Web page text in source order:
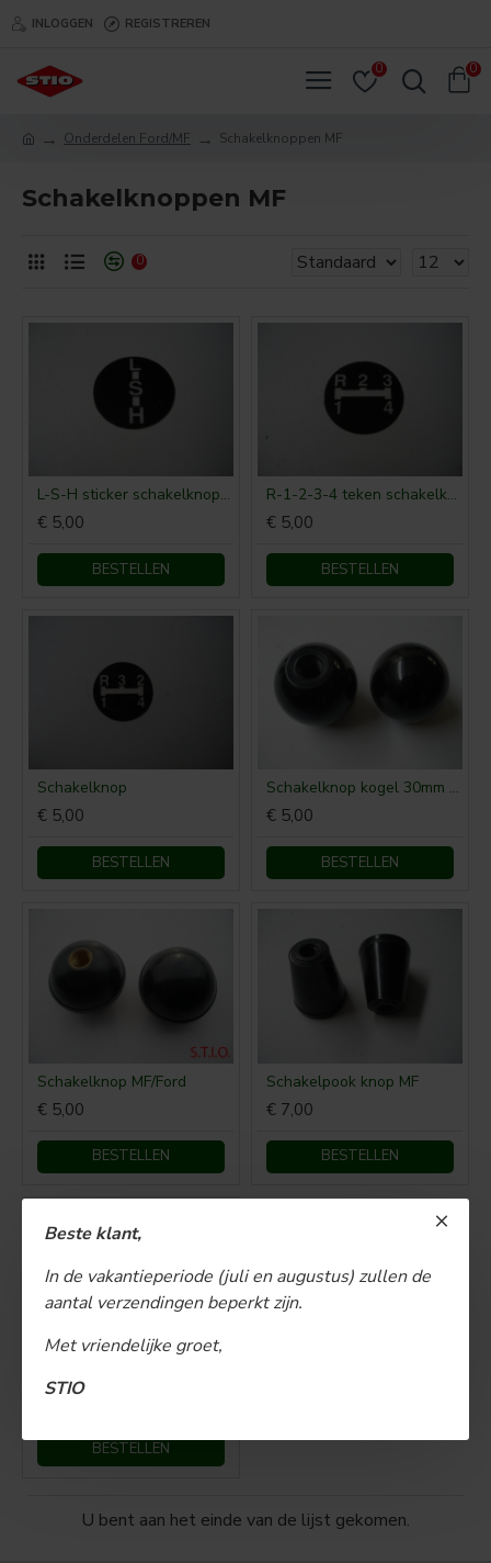
Beste klant,
In de vakantieperiode (juli en augustus) zullen de
aantal verzendingen beperkt zijn.
Met vriendelijke groet,
STIO
INLOGGEN REGISTREREN
0 0
Onderdelen Ford/MF Schakelknoppen MF
Schakelknoppen MF
0
L-S-H sticker schakelknop MF
€ 5,00
BESTELLEN
R-1-2-3-4 teken schakelknop MF
€ 5,00
BESTELLEN
Schakelknop
€ 5,00
BESTELLEN
Schakelknop kogel 30mm M8
€ 5,00
BESTELLEN
Schakelknop MF/Ford
€ 5,00
BESTELLEN
Schakelpook knop MF
€ 7,00
BESTELLEN
€ 5,00
BESTELLEN
U bent aan het einde van de lijst gekomen.